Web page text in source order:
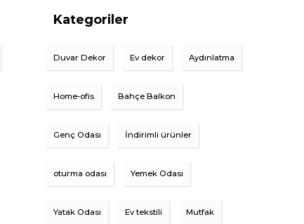
Kategoriler
Duvar Dekor Ev dekor Aydınlatma
Home-ofis Bahçe Balkon
Genç Odası İndirimli ürünler
oturma odası Yemek Odası
Yatak Odası Ev tekstili Mutfak